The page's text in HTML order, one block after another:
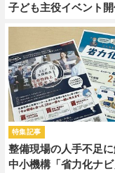
子ども主役イベント
整備現場の人手不足
中小機構「省力化ナビ
特集記事